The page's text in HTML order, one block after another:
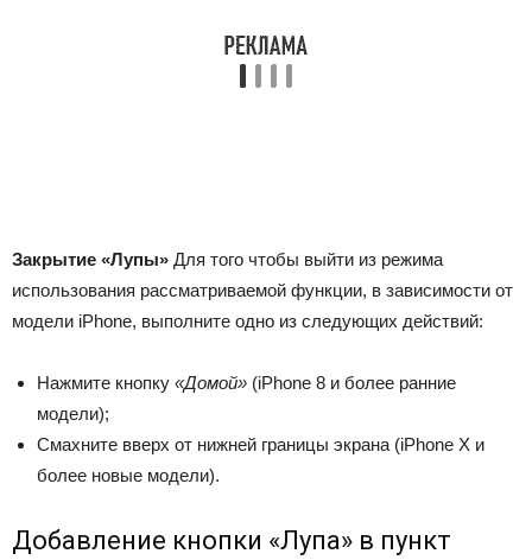
Закрытие «Лупы» Для того чтобы выйти из режима
использования рассматриваемой функции, в зависимости от
модели iPhone, выполните одно из следующих действий:
Нажмите кнопку «Домой» (iPhone 8 и более ранние
модели);
Смахните вверх от нижней границы экрана (iPhone X и
более новые модели).
Добавление кнопки «Лупа» в пункт